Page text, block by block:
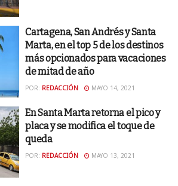
Cartagena, San Andrés y Santa
Marta, en el top 5 de los destinos
más opcionados para vacaciones
de mitad de año
POR: REDACCIÓN MAYO 14, 2021
En Santa Marta retorna el pico y
placa y se modifica el toque de
queda
POR: REDACCIÓN MAYO 13, 2021